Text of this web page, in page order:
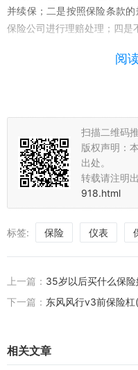
并续保；二是按照保险条款
保险公司进行理赔处理；四是
总之，F0仪表盘保险为车主
程中，车主应充分了解相关
阅
扫描二维码
版权声明：
出处。
转载请注明
918.html
标签: 保险 仪表
上一篇： 35岁以后买什么保险好
下一篇： 东风风行v3前保险杠(东
相关文章